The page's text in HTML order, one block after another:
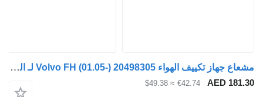
مشعاع جهاز تكييف الهواء Volvo FH (01.05-) 20498305 لـ السيارات القاطرة Volvo FH12, FH16, NH12, FH, VNL780 (1993-2014)
AED
€42.74
≈ $49.38